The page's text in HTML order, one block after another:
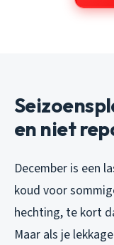
en niet
December is een
koud voor
hechting, te kort
Maar als je